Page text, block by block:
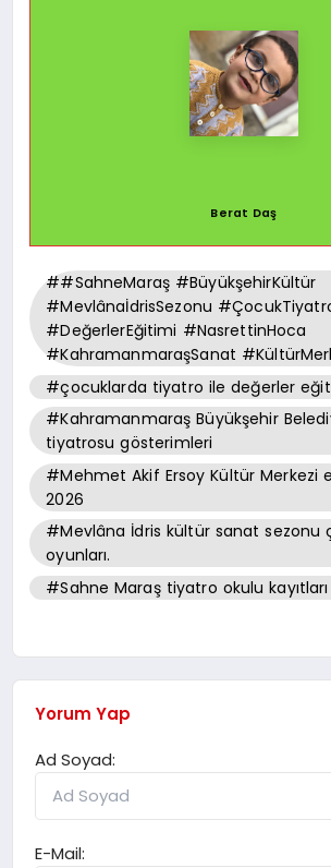
Berat Daş
##SahneMaraş #BüyükşehirKültür
#MevlânaİdrisSezonu
#DeğerlerEğitimi #NasrettinHoca
#KahramanmaraşSanat
#çocuklarda tiyatro ile değerler
#Kahramanmaraş Büyükşehir
tiyatrosu gösterimleri
#Mehmet Akif Ersoy Kültür Merkezi
2026
#Mevlâna İdris kültür sanat sezonu
oyunları.
#Sahne Maraş tiyatro okulu
Yorum Yap
Ad Soyad:
E-Mail: